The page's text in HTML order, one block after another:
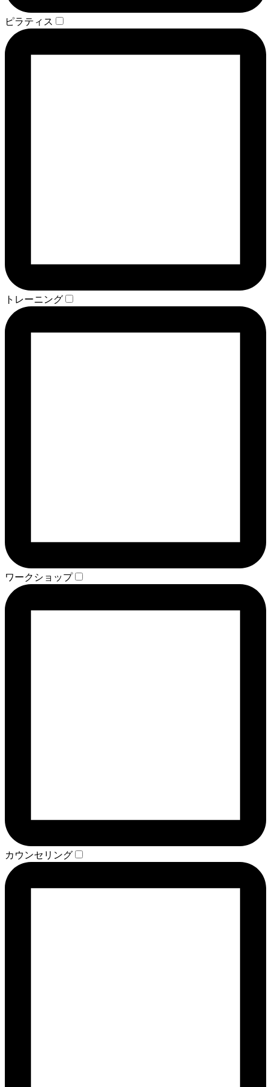
ピラティス
トレーニング
ワークショップ
カウンセリング